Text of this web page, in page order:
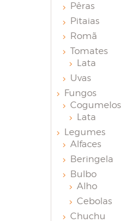
Pêras
Pitaias
Romã
Tomates
Lata
Uvas
Fungos
Cogumelos
Lata
Legumes
Alfaces
Beringela
Bulbo
Alho
Cebolas
Chuchu